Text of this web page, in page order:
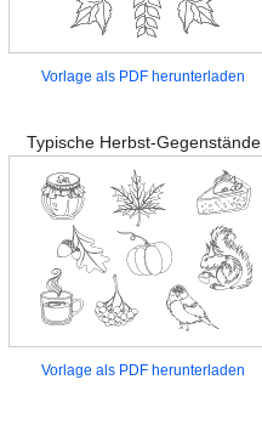
Vorlage als PDF herunterladen
Typische Herbst-Gegenstände
Vorlage als PDF herunterladen